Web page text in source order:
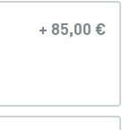
+ 85,00 €